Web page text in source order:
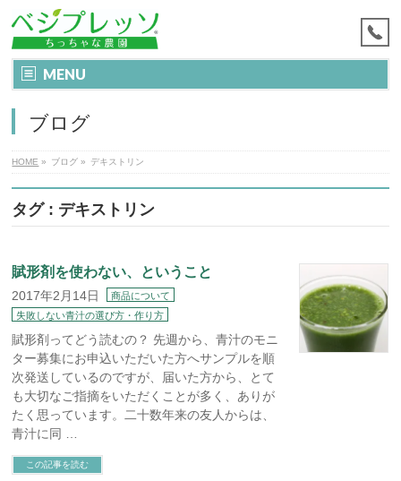
MENU
ブログ
HOME » ブログ » デキストリン
タグ : デキストリン
賦形剤を使わない、ということ
2017年2月14日
商品について
失敗しない青汁の選び方・作り方
賦形剤ってどう読むの？ 先週から、青汁のモニ
ター募集にお申込いただいた方へサンプルを順
次発送しているのですが、届いた方から、とて
も大切なご指摘をいただくことが多く、ありが
たく思っています。二十数年来の友人からは、
青汁に同 …
この記事を読む